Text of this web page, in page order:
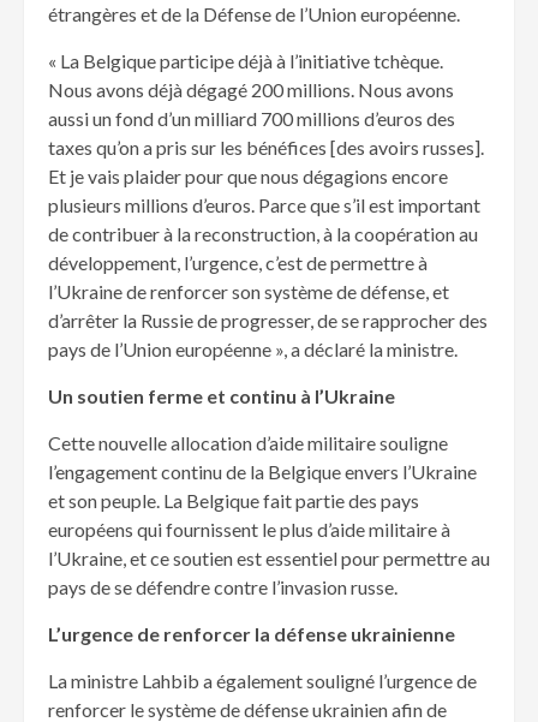
étrangères et de la Défense de l’Union européenne.
« La Belgique participe déjà à l’initiative tchèque.
Nous avons déjà dégagé 200 millions. Nous avons
aussi un fond d’un milliard 700 millions d’euros des
taxes qu’on a pris sur les bénéfices [des avoirs russes].
Et je vais plaider pour que nous dégagions encore
plusieurs millions d’euros. Parce que s’il est important
de contribuer à la reconstruction, à la coopération au
développement, l’urgence, c’est de permettre à
l’Ukraine de renforcer son système de défense, et
d’arrêter la Russie de progresser, de se rapprocher des
pays de l’Union européenne », a déclaré la ministre.
Un soutien ferme et continu à l’Ukraine
Cette nouvelle allocation d’aide militaire souligne
l’engagement continu de la Belgique envers l’Ukraine
et son peuple. La Belgique fait partie des pays
européens qui fournissent le plus d’aide militaire à
l’Ukraine, et ce soutien est essentiel pour permettre au
pays de se défendre contre l’invasion russe.
L’urgence de renforcer la défense ukrainienne
La ministre Lahbib a également souligné l’urgence de
renforcer le système de défense ukrainien afin de